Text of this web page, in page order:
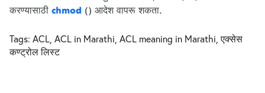
करण्यासाठी chmod () आदेश वापरू शकता.
Tags: ACL, ACL in Marathi, ACL meaning in Marathi, एक्सेस
कण्ट्रोल लिस्ट